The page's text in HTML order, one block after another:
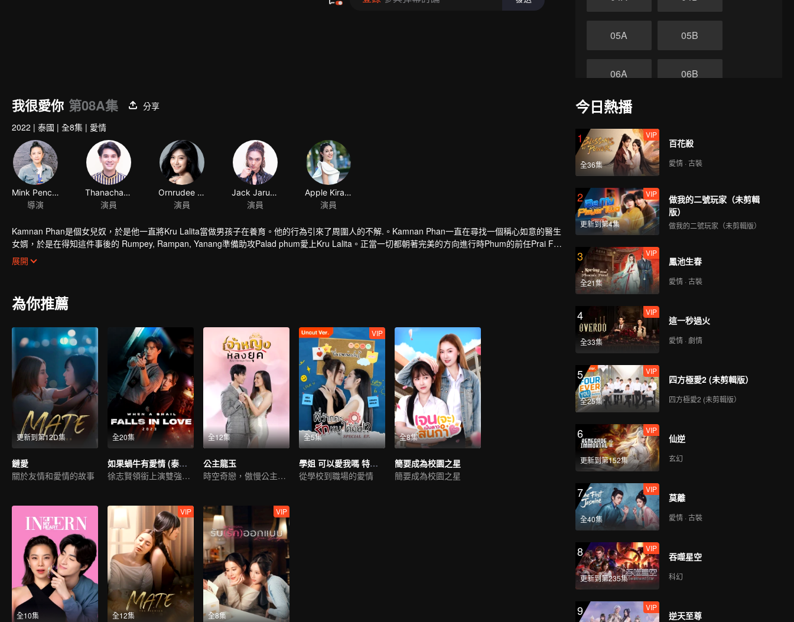
05A 05B
06A 06B
07A
08A 08B
我很愛你 第08A集
分享
2022 | 泰國 | 全8集 | 愛情
Mink Penchan Vongsomphet
導演
Thanachat Dulyachat
演員
Ornrudee Seanla
演員
Jack Jarupong Kluaymai-ngam
演員
Apple Kirasa homseang
演員
Kamnan Phan是個女兒奴，於是他一直將Kru Lalita當做男孩子在養育。他的行為引來了周圍人的不解.。Kamnan Phan一直在尋找一個稱心如意的醫生
女婿，於是在得知這件事後的 Rumpey, Rampan, Yanang準備助攻Palad phum愛上Kru Lalita。正當一切都朝著完美的方向進行時Phum的前任Prai Fah
回來了，而此時她身邊已有帥氣多金的老公Tide。Tide決定要解決任何來糾纏自己女人的人...
展開
為你推薦
更新到第12D集
鏈愛
關於友情和愛情的故事
全20集
如果蝸牛有愛情 (泰國版)
徐志賢領銜上演雙強探案
全12集
公主龍玉
時空奇戀，傲慢公主情牽異代
全5集
VIP
學姐 可以愛我嗎 特別篇 (未剪輯版）
從學校到職場的愛情
全8集
簡要成為校園之星
簡要成為校園之星
全10集 全12集
VIP
全8集
VIP
今日熱播
1
全36集
VIP
百花殺
愛情 · 古裝
2
更新到第4集
VIP
做我的二號玩家（未剪輯
版）
做我的二號玩家（未剪輯版）
3
全21集
VIP
鳳池生春
愛情 · 古裝
4
全33集
VIP
這一秒過火
愛情 · 劇情
5
全25集
VIP
四方極愛2 (未剪輯版）
四方極愛2 (未剪輯版）
6
更新到第152集
VIP
仙逆
玄幻
7
全40集
VIP
莫離
愛情 · 古裝
8
更新到第235集
VIP
吞噬星空
科幻
9 VIP
逆天至尊